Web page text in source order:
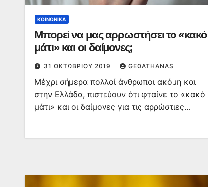
ΚΟΙΝΩΝΙΚΆ
Μπορεί να μας αρρωστήσει το «κακό
μάτι» και οι δαίμονες;
31 ΟΚΤΩΒΡΊΟΥ 2019 GEOATHANAS
Μέχρι σήμερα πολλοί άνθρωποι ακόμη και
στην Ελλάδα, πιστεύουν ότι φταίνε το «κακό
μάτι» και οι δαίμονες για τις αρρώστιες…